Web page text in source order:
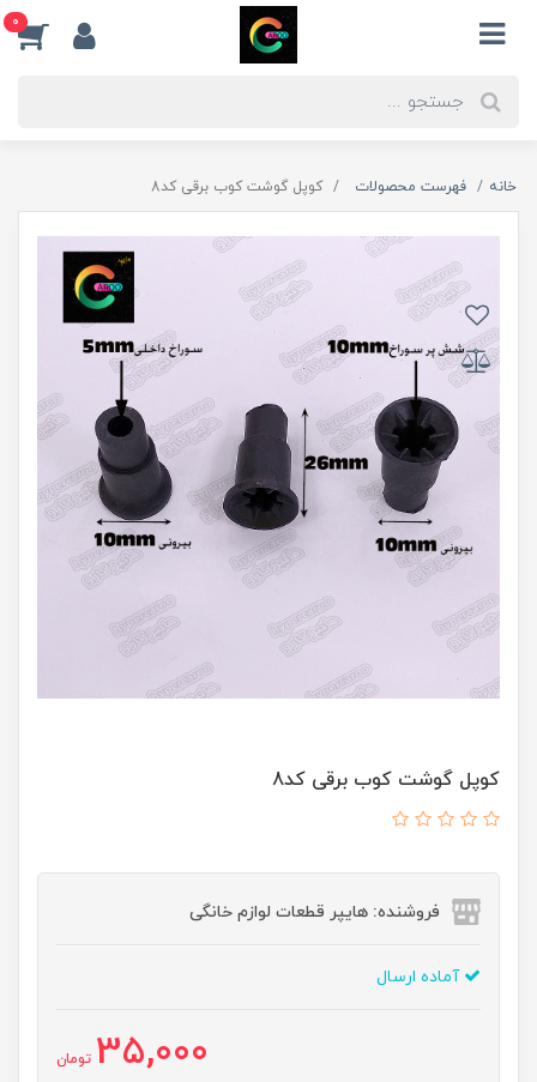
0
خانه فهرست محصولات کوپل گوشت کوب برقی کد8
کوپل گوشت کوب برقی کد8
فروشنده: هایپر قطعات لوازم خانگی
آماده ارسال
35,000 تومان